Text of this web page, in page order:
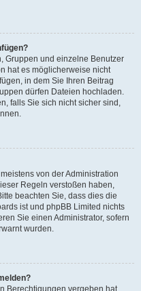
Gruppen und einzelne Benutzer
hat es möglicherweise nicht
in dem Sie Ihren Beitrag
dürfen Dateien hochladen.
falls Sie sich nicht sicher sind,
von der Administration
Regeln verstoßen haben,
beachten Sie, dass dies die
ist und phpBB Limited nichts
Sie einen Administrator, sofern
wurden.
Berechtigungen vergeben hat,